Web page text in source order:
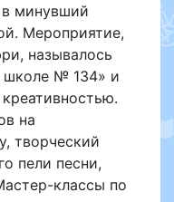
минувший
Мероприятие,
называлось
школе № 134» и
на
творческий
пели песни,
классы по